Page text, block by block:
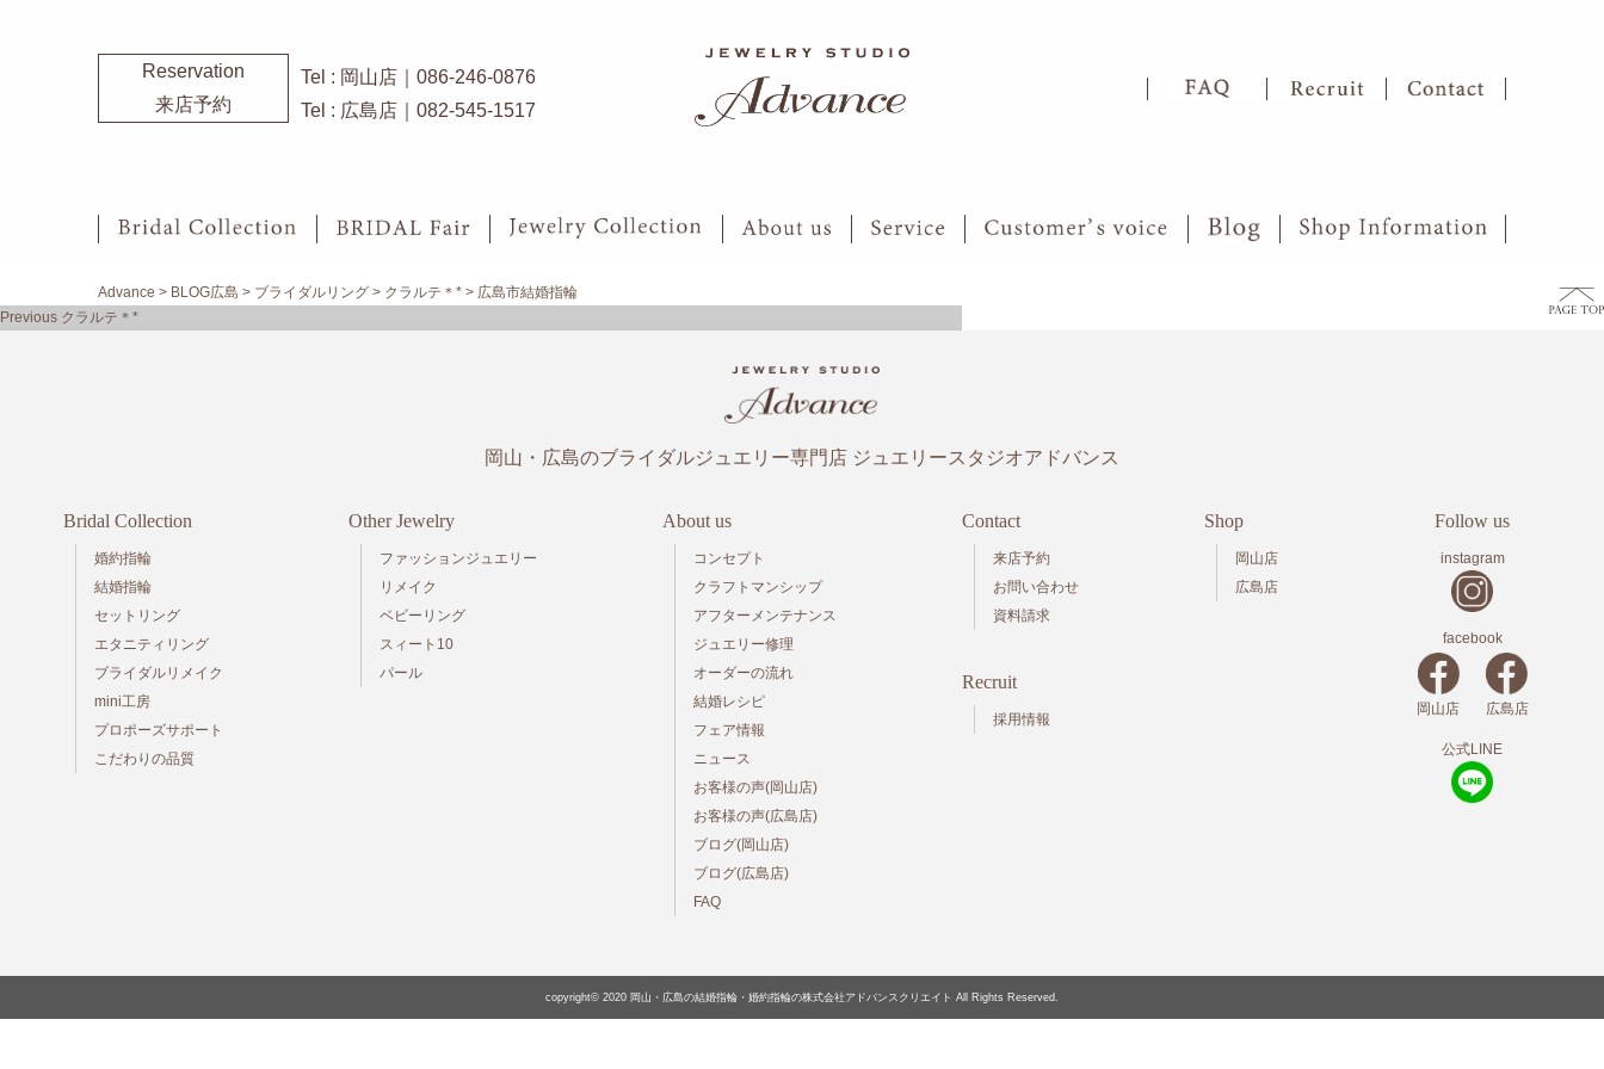
Reservation
来店予約
Tel : 岡山店｜086-246-0876
Tel : 広島店｜082-545-1517
Advance > BLOG広島 > ブライダルリング > クラルテ＊* > 広島市結婚指輪
投
Previous Previous
クラルテ＊*
岡山・広島のブライダルジュエリー専門店 ジュエリースタジオアドバンス
Bridal Collection
婚約指輪
結婚指輪
セットリング
エタニティリング
ブライダルリメイク
mini工房
プロポーズサポート
こだわりの品質
Other Jewelry
ファッションジュエリー
リメイク
ベビーリング
スィート10
パール
About us
コンセプト
クラフトマンシップ
アフターメンテナンス
ジュエリー修理
オーダーの流れ
結婚レシピ
フェア情報
ニュース
お客様の声(岡山店)
お客様の声(広島店)
ブログ(岡山店)
ブログ(広島店)
FAQ
Contact
来店予約
お問い合わせ
資料請求
Recruit
採用情報
Shop
岡山店
広島店
Follow us
instagram
facebook
岡山店 広島店
公式LINE
copyright© 2020 岡山・広島の結婚指輪・婚約指輪の株式会社アドバンスクリエイト All Rights Reserved.